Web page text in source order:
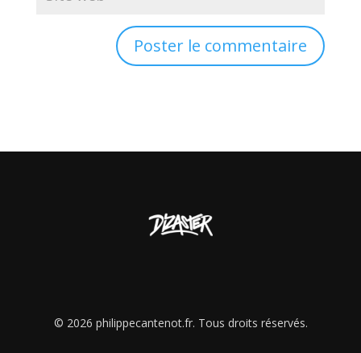
© 2026 philippecantenot.fr. Tous droits réservés.